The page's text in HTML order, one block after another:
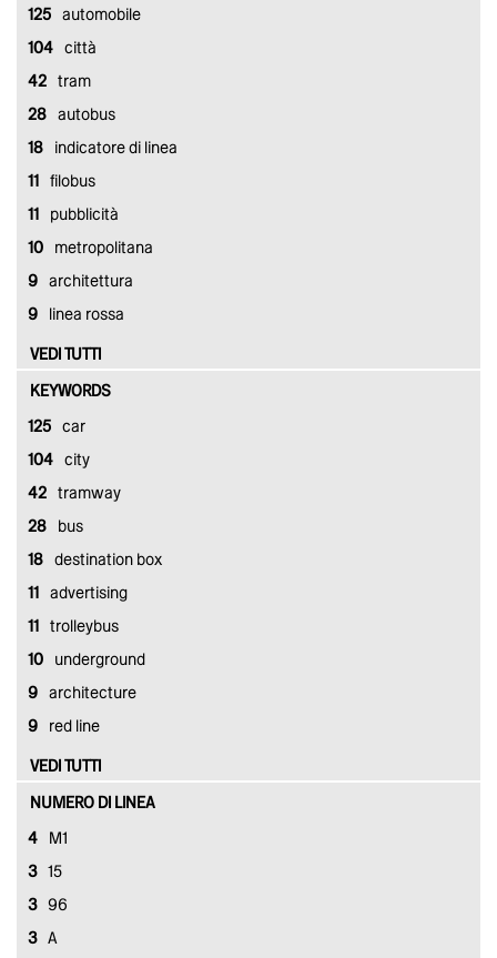
125 automobile
104 città
42 tram
28 autobus
18 indicatore di linea
11 filobus
11 pubblicità
10 metropolitana
9 architettura
9 linea rossa
VEDI TUTTI
KEYWORDS
125 car
104 city
42 tramway
28 bus
18 destination box
11 advertising
11 trolleybus
10 underground
9 architecture
9 red line
VEDI TUTTI
NUMERO DI LINEA
4 M1
3 15
3 96
3 A